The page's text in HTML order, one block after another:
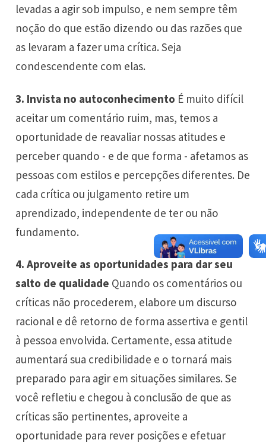
levadas a agir sob impulso, e nem sempre têm
noção do que estão dizendo ou das razões que
as levaram a fazer uma crítica. Seja
condescendente com elas.
3. Invista no autoconhecimento É muito difícil
aceitar um comentário ruim, mas, temos a
oportunidade de reavaliar nossas atitudes e
perceber quando - e de que forma - afetamos as
pessoas com estilos e percepções diferentes. De
cada crítica ou julgamento retire um
aprendizado, independente de ter ou não
fundamento.
4. Aproveite as oportunidades para dar seu
salto de qualidade Quando os comentários ou
críticas não procederem, elabore um discurso
racional e dê retorno de forma assertiva e gentil
à pessoa envolvida. Certamente, essa atitude
aumentará sua credibilidade e o tornará mais
preparado para agir em situações similares. Se
você refletiu e chegou à conclusão de que as
críticas são pertinentes, aproveite a
oportunidade para rever posições e efetuar